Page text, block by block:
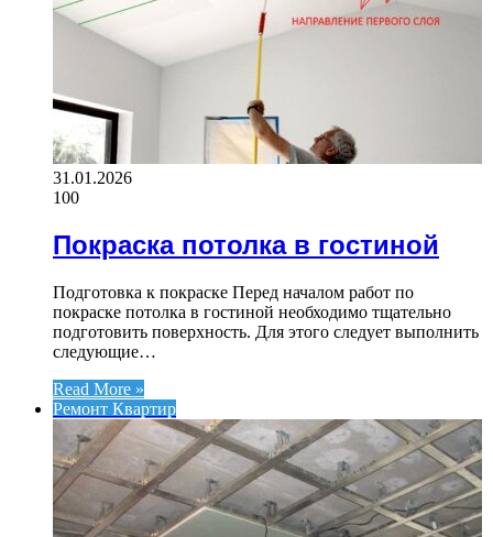
31.01.2026
100
Покраска потолка в гостиной
Подготовка к покраске Перед началом работ по
покраске потолка в гостиной необходимо тщательно
подготовить поверхность. Для этого следует выполнить
следующие…
Read More »
Ремонт Квартир